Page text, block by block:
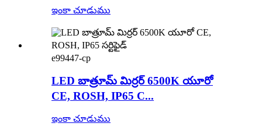
ఇంకా చూడుము
e99447-cp
LED బాత్రూమ్ మిర్రర్ 6500K యూరో
CE, ROSH, IP65 C...
ఇంకా చూడుము